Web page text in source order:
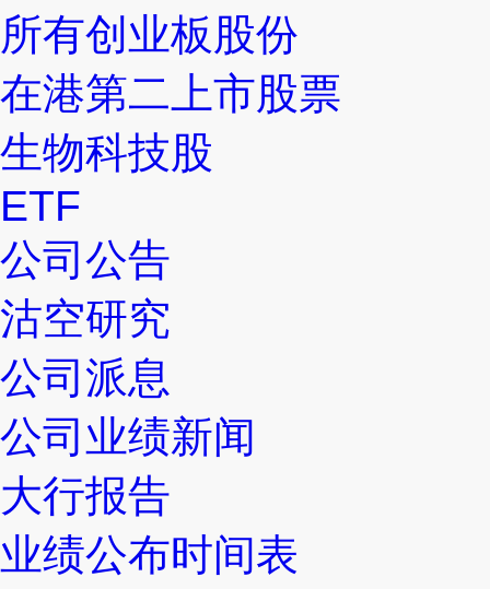
所有创业板股份
在港第二上市股票
生物科技股
ETF
公司公告
沽空研究
公司派息
公司业绩新闻
大行报告
业绩公布时间表